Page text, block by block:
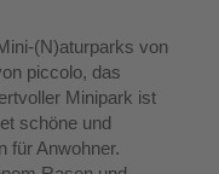
(N)aturparks von
piccolo, das
Minipark ist
schöne und
für Anwohner.